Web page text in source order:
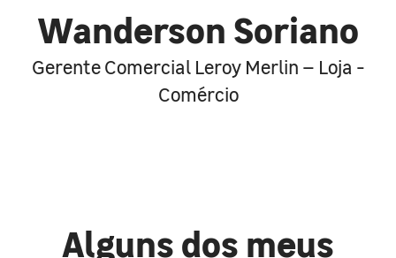
Wanderson Soriano
Gerente Comercial Leroy Merlin – Loja -
Comércio
Alguns dos meus